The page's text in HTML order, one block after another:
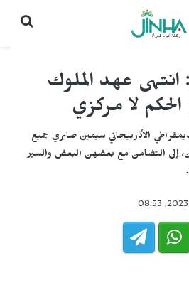
عهد الملوك
لا مركزي
الأذربيجاني سيمين صابري جميع
إلى التضامن مع بعضهن البعض والسير